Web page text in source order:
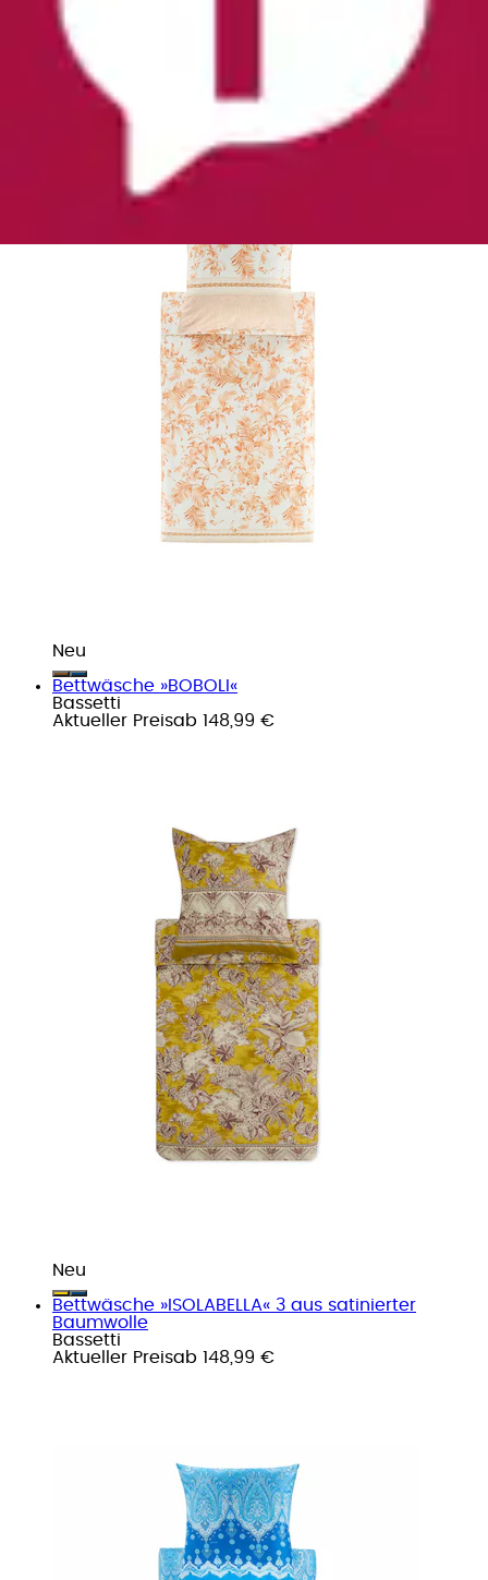
Bettwäsche »IBISCUS TATTOO« 3 aus satinierter
Baumwolle
Bassetti
Aktueller Preis
148,99 €
Neu
Bettwäsche »BOBOLI«
Bassetti
Aktueller Preisab 148,99 €
Neu
Bettwäsche »ISOLABELLA« 3 aus satinierter
Baumwolle
Bassetti
Aktueller Preisab 148,99 €